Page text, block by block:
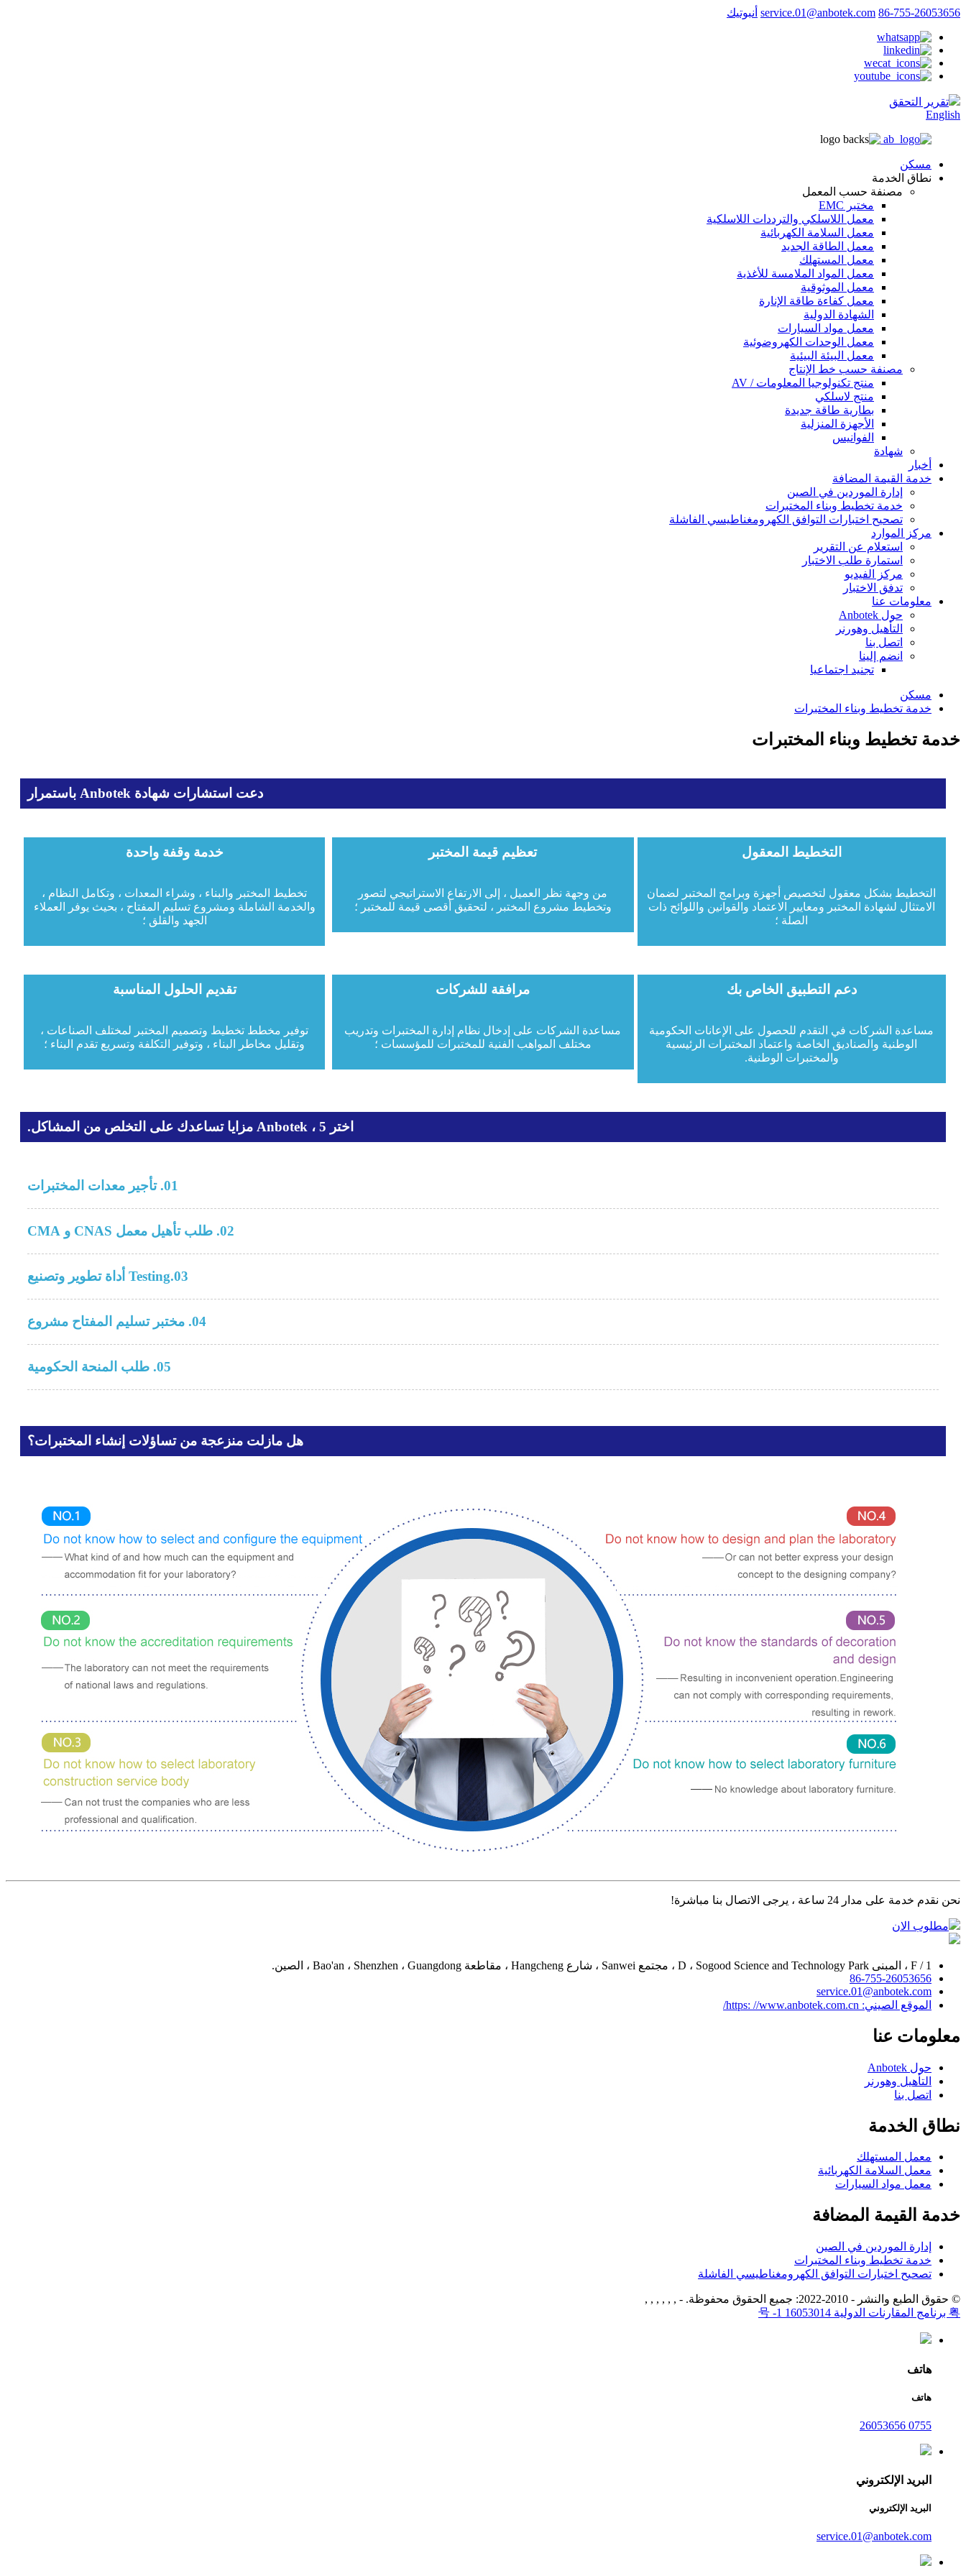
service.01@anbotek.com 86-755-26053656 أنبوتيك
تقرير التحقق
English
مسكن
نطاق الخدمة
مصنفة حسب المعمل
مختبر EMC
معمل اللاسلكي والترددات اللاسلكية
معمل السلامة الكهربائية
معمل الطاقة الجديد
معمل المستهلك
معمل المواد الملامسة للأغذية
معمل الموثوقية
معمل كفاءة طاقة الإنارة
الشهادة الدولية
معمل مواد السيارات
معمل الوحدات الكهروضوئية
معمل البيئة البيئية
مصنفة حسب خط الإنتاج
منتج تكنولوجيا المعلومات / AV
منتج لاسلكي
بطارية طاقة جديدة
الأجهزة المنزلية
الفوانيس
شهادة
أخبار
خدمة القيمة المضافة
إدارة الموردين في الصين
خدمة تخطيط وبناء المختبرات
تصحيح اختبارات التوافق الكهرومغناطيسي الفاشلة
مركز الموارد
استعلام عن التقرير
استمارة طلب الاختبار
مركز الفيديو
تدفق الاختبار
معلومات عنا
حول Anbotek
التأهيل وهورنر
اتصل بنا
انضم إلينا
تجنيد اجتماعيا
مسكن
خدمة تخطيط وبناء المختبرات
خدمة تخطيط وبناء المختبرات
دعت استشارات شهادة Anbotek باستمرار
خدمة وقفة واحدة
تخطيط المختبر والبناء ، وشراء المعدات ، وتكامل النظام ،
والخدمة الشاملة ومشروع تسليم المفتاح ، بحيث يوفر العملاء
الجهد والقلق ؛
تعظيم قيمة المختبر
من وجهة نظر العميل ، إلى الارتفاع الاستراتيجي لتصور
وتخطيط مشروع المختبر ، لتحقيق أقصى قيمة للمختبر ؛
التخطيط المعقول
التخطيط بشكل معقول لتخصيص أجهزة وبرامج المختبر لضمان
الامتثال لشهادة المختبر ومعايير الاعتماد والقوانين واللوائح ذات
الصلة ؛
تقديم الحلول المناسبة
توفير مخطط تخطيط وتصميم المختبر لمختلف الصناعات ،
وتقليل مخاطر البناء ، وتوفير التكلفة وتسريع تقدم البناء ؛
مرافقة للشركات
مساعدة الشركات على إدخال نظام إدارة المختبرات وتدريب
مختلف المواهب الفنية للمختبرات للمؤسسات ؛
دعم التطبيق الخاص بك
مساعدة الشركات في التقدم للحصول على الإعانات الحكومية
الوطنية والصناديق الخاصة واعتماد المختبرات الرئيسية
والمختبرات الوطنية.
اختر Anbotek ، 5 مزايا تساعدك على التخلص من المشاكل.
01. تأجير معدات المختبرات
02. طلب ​​تأهيل معمل CNAS و CMA
03.Testing أداة تطوير وتصنيع
04. مختبر تسليم المفتاح مشروع
05. طلب ​​المنحة الحكومية
هل مازلت منزعجة من تساؤلات إنشاء المختبرات؟
نحن نقدم خدمة على مدار 24 ساعة ، يرجى الاتصال بنا مباشرة!
مطلوب الان
1 / F ، المبنى D ، Sogood Science and Technology Park ، مجتمع Sanwei ، شارع Hangcheng ، مقاطعة Bao'an ، Shenzhen ، Guangdong ، الصين.
86-755-26053656
service.01@anbotek.com
الموقع الصيني: https: //www.anbotek.com.cn/
معلومات عنا
حول Anbotek
التأهيل وهورنر
اتصل بنا
نطاق الخدمة
معمل المستهلك
معمل السلامة الكهربائية
معمل مواد السيارات
خدمة القيمة المضافة
إدارة الموردين في الصين
خدمة تخطيط وبناء المختبرات
تصحيح اختبارات التوافق الكهرومغناطيسي الفاشلة
© حقوق الطبع والنشر - 2010-2022: جميع الحقوق محفوظة. - , , , , , ,
粤 برنامج المقارنات الدولية 16053014 号 -1
هاتف
هاتف
0755 26053656
البريد الإلكتروني
البريد الإلكتروني
service.01@anbotek.com